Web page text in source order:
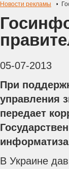
Новости рекламы
05-07-2013
При
управления
передает
В Украине